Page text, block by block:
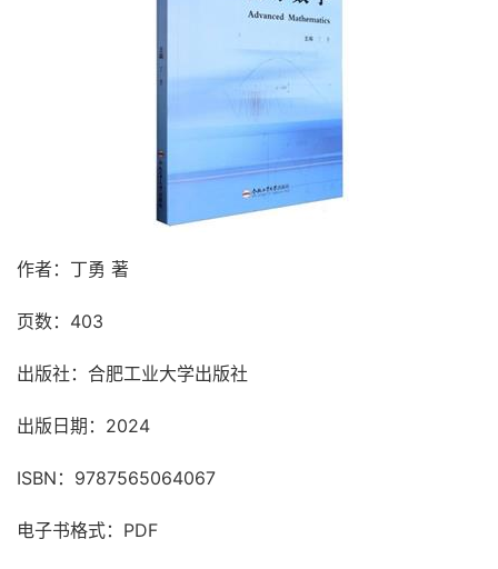
作者：丁勇 著
页数：403
出版社：合肥工业大学出版社
出版日期：2024
ISBN：9787565064067
电子书格式：PDF